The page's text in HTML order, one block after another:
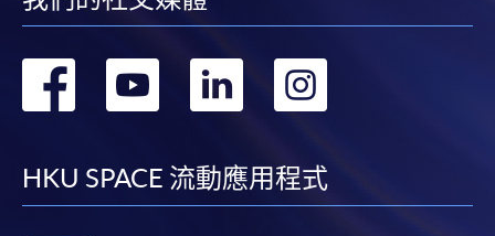
報讀課程滿港幣2,000元，可享有十個月免息分期付款
學院報名中心職員查詢。
注意事項
轉
facebook
轉
youtube
轉
linkedin
HKU SPACE 流動應用程式